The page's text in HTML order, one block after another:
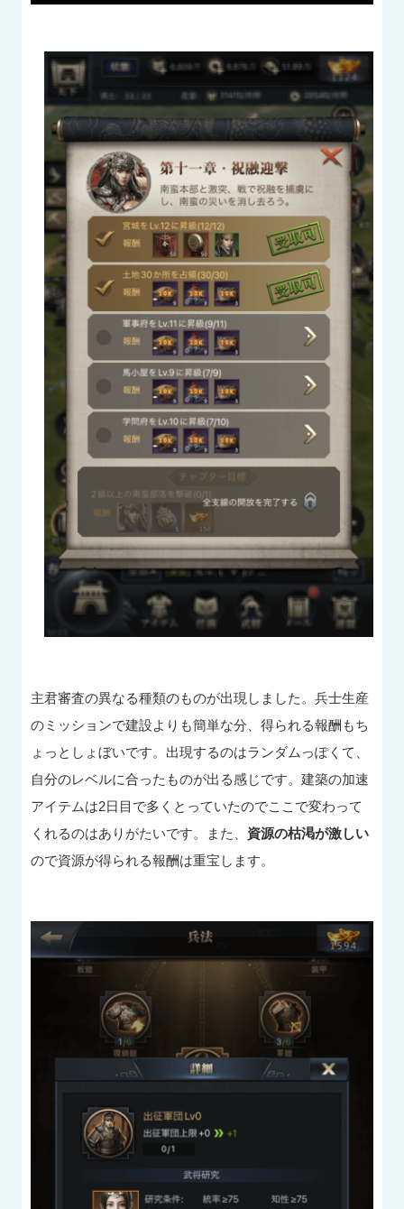
主君審査の異なる種類のものが出現しました。兵士生産
のミッションで建設よりも簡単な分、得られる報酬もち
ょっとしょぼいです。出現するのはランダムっぽくて、
自分のレベルに合ったものが出る感じです。建築の加速
アイテムは2日目で多くとっていたのでここで変わって
くれるのはありがたいです。また、 資源の枯渇が激しい
ので資源が得られる報酬は重宝します。